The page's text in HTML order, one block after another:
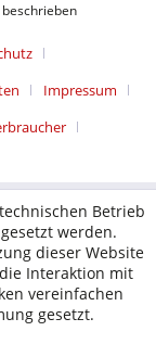
Impressum
Betrieb
werden.
dieser Website
Interaktion mit
vereinfachen
gesetzt.